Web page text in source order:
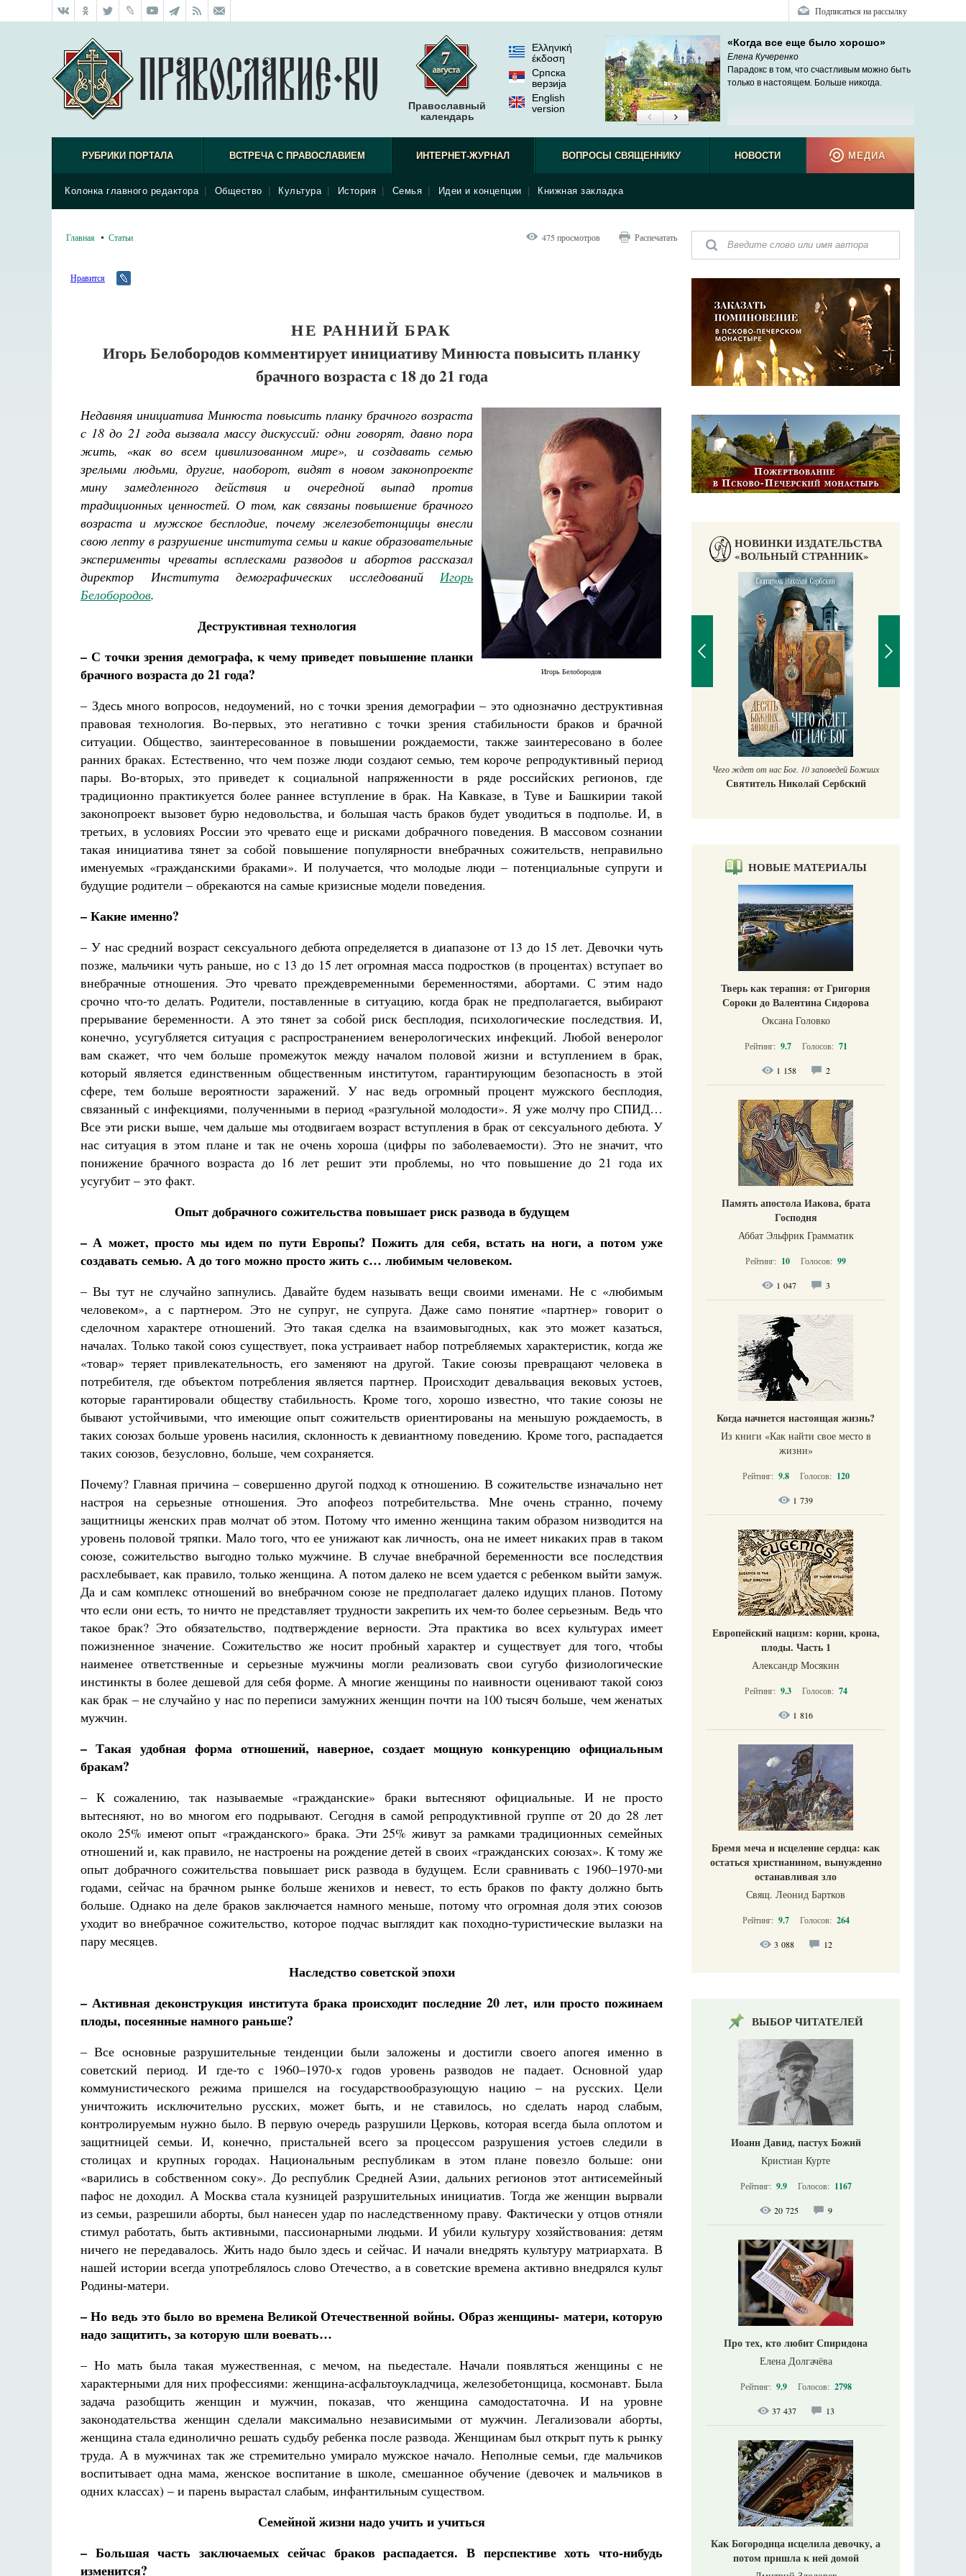
Подписаться на рассылку
Православный
календарь
Ελληνική
έκδοση
Српска
верзиjа
English
version
«Когда все еще было хорошо»
Елена Кучеренко
Парадокс в том, что счастливым можно быть
только в настоящем. Больше никогда.
РУБРИКИ ПОРТАЛА ВСТРЕЧА С ПРАВОСЛАВИЕМ ИНТЕРНЕТ-ЖУРНАЛ
Колонка главного редактора Общество Культура История Семья Идеи и концепции Книжная закладка
ВОПРОСЫ СВЯЩЕННИКУ НОВОСТИ МЕДИА
Главная Статьи 475 просмотров Распечатать
Нравится
НЕ РАННИЙ БРАК
Игорь Белобородов комментирует инициативу Минюста повысить планку
брачного возраста с 18 до 21 года
Игорь Белобородов
Недавняя инициатива Минюста повысить планку брачного возраста
с 18 до 21 года вызвала массу дискуссий: одни говорят, давно пора
жить, «как во всем цивилизованном мире», и создавать семью
зрелыми людьми, другие, наоборот, видят в новом законопроекте
мину замедленного действия и очередной выпад против
традиционных ценностей. О том, как связаны повышение брачного
возраста и мужское бесплодие, почему железобетонщицы внесли
свою лепту в разрушение института семьи и какие образовательные
эксперименты чреваты всплесками разводов и абортов рассказал
директор Института демографических исследований Игорь
Белобородов.
Деструктивная технология
– С точки зрения демографа, к чему приведет повышение планки
брачного возраста до 21 года?
– Здесь много вопросов, недоумений, но с точки зрения демографии – это однозначно деструктивная
правовая технология. Во-первых, это негативно с точки зрения стабильности браков и брачной
ситуации. Общество, заинтересованное в повышении рождаемости, также заинтересовано в более
ранних браках. Естественно, что чем позже люди создают семью, тем короче репродуктивный период
пары. Во-вторых, это приведет к социальной напряженности в ряде российских регионов, где
традиционно практикуется более раннее вступление в брак. На Кавказе, в Туве и Башкирии такой
законопроект вызовет бурю недовольства, и большая часть браков будет уводиться в подполье. И, в
третьих, в условиях России это чревато еще и рисками добрачного поведения. В массовом сознании
такая инициатива тянет за собой повышение популярности внебрачных сожительств, неправильно
именуемых «гражданскими браками». И получается, что молодые люди – потенциальные супруги и
будущие родители – обрекаются на самые кризисные модели поведения.
– Какие именно?
– У нас средний возраст сексуального дебюта определяется в диапазоне от 13 до 15 лет. Девочки чуть
позже, мальчики чуть раньше, но с 13 до 15 лет огромная масса подростков (в процентах) вступает во
внебрачные отношения. Это чревато преждевременными беременностями, абортами. С этим надо
срочно что-то делать. Родители, поставленные в ситуацию, когда брак не предполагается, выбирают
прерывание беременности. А это тянет за собой риск бесплодия, психологические последствия. И,
конечно, усугубляется ситуация с распространением венерологических инфекций. Любой венеролог
вам скажет, что чем больше промежуток между началом половой жизни и вступлением в брак,
который является единственным общественным институтом, гарантирующим безопасность в этой
сфере, тем больше вероятности заражений. У нас ведь огромный процент мужского бесплодия,
связанный с инфекциями, полученными в период «разгульной молодости». Я уже молчу про СПИД…
Все эти риски выше, чем дальше мы отодвигаем возраст вступления в брак от сексуального дебюта. У
нас ситуация в этом плане и так не очень хороша (цифры по заболеваемости). Это не значит, что
понижение брачного возраста до 16 лет решит эти проблемы, но что повышение до 21 года их
усугубит – это факт.
Опыт добрачного сожительства повышает риск развода в будущем
– А может, просто мы идем по пути Европы? Пожить для себя, встать на ноги, а потом уже
создавать семью. А до того можно просто жить с… любимым человеком.
– Вы тут не случайно запнулись. Давайте будем называть вещи своими именами. Не с «любимым
человеком», а с партнером. Это не супруг, не супруга. Даже само понятие «партнер» говорит о
сделочном характере отношений. Это такая сделка на взаимовыгодных, как это может казаться,
началах. Только такой союз существует, пока устраивает набор потребляемых характеристик, когда же
«товар» теряет привлекательность, его заменяют на другой. Такие союзы превращают человека в
потребителя, где объектом потребления является партнер. Происходит девальвация вековых устоев,
которые гарантировали обществу стабильность. Кроме того, хорошо известно, что такие союзы не
бывают устойчивыми, что имеющие опыт сожительств ориентированы на меньшую рождаемость, в
таких союзах больше уровень насилия, склонность к девиантному поведению. Кроме того, распадается
таких союзов, безусловно, больше, чем сохраняется.
Почему? Главная причина – совершенно другой подход к отношению. В сожительстве изначально нет
настроя на серьезные отношения. Это апофеоз потребительства. Мне очень странно, почему
защитницы женских прав молчат об этом. Потому что именно женщина таким образом низводится на
уровень половой тряпки. Мало того, что ее унижают как личность, она не имеет никаких прав в таком
союзе, сожительство выгодно только мужчине. В случае внебрачной беременности все последствия
расхлебывает, как правило, только женщина. А потом далеко не всем удается с ребенком выйти замуж.
Да и сам комплекс отношений во внебрачном союзе не предполагает далеко идущих планов. Потому
что если они есть, то ничто не представляет трудности закрепить их чем-то более серьезным. Ведь что
такое брак? Это обязательство, подтверждение верности. Эта практика во всех культурах имеет
пожизненное значение. Сожительство же носит пробный характер и существует для того, чтобы
наименее ответственные и серьезные мужчины могли реализовать свои сугубо физиологические
инстинкты в более дешевой для себя форме. А многие женщины по наивности оценивают такой союз
как брак – не случайно у нас по переписи замужних женщин почти на 100 тысяч больше, чем женатых
мужчин.
– Такая удобная форма отношений, наверное, создает мощную конкуренцию официальным
бракам?
– К сожалению, так называемые «гражданские» браки вытесняют официальные. И не просто
вытесняют, но во многом его подрывают. Сегодня в самой репродуктивной группе от 20 до 28 лет
около 25% имеют опыт «гражданского» брака. Эти 25% живут за рамками традиционных семейных
отношений и, как правило, не настроены на рождение детей в своих «гражданских союзах». К тому же
опыт добрачного сожительства повышает риск развода в будущем. Если сравнивать с 1960–1970-ми
годами, сейчас на брачном рынке больше женихов и невест, то есть браков по факту должно быть
больше. Однако на деле браков заключается намного меньше, потому что огромная доля этих союзов
уходит во внебрачное сожительство, которое подчас выглядит как походно-туристические вылазки на
пару месяцев.
Наследство советской эпохи
– Активная деконструкция института брака происходит последние 20 лет, или просто пожинаем
плоды, посеянные намного раньше?
– Все основные разрушительные тенденции были заложены и достигли своего апогея именно в
советский период. И где-то с 1960–1970-х годов уровень разводов не падает. Основной удар
коммунистического режима пришелся на государствообразующую нацию – на русских. Цели
уничтожить исключительно русских, может быть, и не ставилось, но сделать народ слабым,
контролируемым нужно было. В первую очередь разрушили Церковь, которая всегда была оплотом и
защитницей семьи. И, конечно, пристальней всего за процессом разрушения устоев следили в
столицах и крупных городах. Национальным республикам в этом плане повезло больше: они
«варились в собственном соку». До республик Средней Азии, дальних регионов этот антисемейный
пафос не доходил. А Москва стала кузницей разрушительных инициатив. Тогда же женщин вырвали
из семьи, разрешили аборты, был нанесен удар по наследственному праву. Фактически у отцов отняли
стимул работать, быть активными, пассионарными людьми. И убили культуру хозяйствования: детям
ничего не передавалось. Жить надо было здесь и сейчас. И начали внедрять культуру матриархата. В
нашей истории всегда употреблялось слово Отечество, а в советские времена активно внедрялся культ
Родины-матери.
– Но ведь это было во времена Великой Отечественной войны. Образ женщины- матери, которую
надо защитить, за которую шли воевать…
– Но мать была такая мужественная, с мечом, на пьедестале. Начали появляться женщины с не
характерными для них профессиями: женщина-асфальтоукладчица, железобетонщица, космонавт. Была
задача разобщить женщин и мужчин, показав, что женщина самодостаточна. И на уровне
законодательства женщин сделали максимально независимыми от мужчин. Легализовали аборты,
женщина стала единолично решать судьбу ребенка после развода. Женщинам был открыт путь к рынку
труда. А в мужчинах так же стремительно умирало мужское начало. Неполные семьи, где мальчиков
воспитывает одна мама, женское воспитание в школе, смешанное обучение (девочек и мальчиков в
одних классах) – и парень вырастал слабым, инфантильным существом.
Семейной жизни надо учить и учиться
– Большая часть заключаемых сейчас браков распадается. В перспективе хоть что-нибудь
изменится?
НОВИНКИ ИЗДАТЕЛЬСТВА
«ВОЛЬНЫЙ СТРАННИК»
Разлуки не будет
Фредерика де Грааф Как найти своё место в жизни
Кирилл Мурышев
Великомученик Георгий Победоносец. Научись у
святого
Роман Котов Чего ждет от нас Бог. 10 заповедей Божиих
Святитель Николай Сербский
НОВЫЕ МАТЕРИАЛЫ
Тверь как терапия: от Григория
Сороки до Валентина Сидорова
Оксана Головко
Рейтинг: 9.7 Голосов: 71
1 158 2
Память апостола Иакова, брата
Господня
Аббат Эльфрик Грамматик
Рейтинг: 10 Голосов: 99
1 047 3
Когда начнется настоящая жизнь?
Из книги «Как найти свое место в
жизни​»
Рейтинг: 9.8 Голосов: 120
1 739
Европейский нацизм: корни, крона,
плоды. Часть 1
Александр Мосякин
Рейтинг: 9.3 Голосов: 74
1 816
Бремя меча и исцеление сердца: как
остаться христианином, вынужденно
останавливая зло
Свящ. Леонид Бартков
Рейтинг: 9.7 Голосов: 264
3 088 12
ВЫБОР ЧИТАТЕЛЕЙ
Иоанн Давид, пастух Божий
Кристиан Курте
Рейтинг: 9.9 Голосов: 1167
20 725 9
Про тех, кто любит Спиридона
Елена Долгачёва
Рейтинг: 9.9 Голосов: 2798
37 437 13
Как Богородица исцелила девочку, а
потом пришла к ней домой